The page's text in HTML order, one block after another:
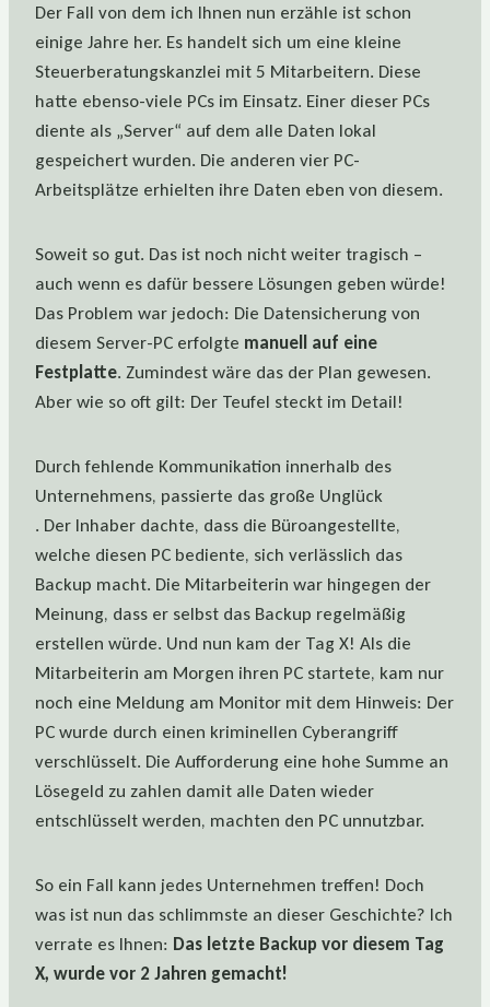
Der Fall von dem ich Ihnen nun erzähle ist schon
einige Jahre her. Es handelt sich um eine kleine
Steuerberatungskanzlei mit 5 Mitarbeitern. Diese
hatte ebenso-viele PCs im Einsatz. Einer dieser PCs
diente als „Server“ auf dem alle Daten lokal
gespeichert wurden. Die anderen vier PC-
Arbeitsplätze erhielten ihre Daten eben von diesem.
Soweit so gut. Das ist noch nicht weiter tragisch –
auch wenn es dafür bessere Lösungen geben würde!
Das Problem war jedoch: Die Datensicherung von
diesem Server-PC erfolgte manuell auf eine
Festplatte. Zumindest wäre das der Plan gewesen.
Aber wie so oft gilt: Der Teufel steckt im Detail!
Durch fehlende Kommunikation innerhalb des
Unternehmens, passierte das große Unglück
. Der Inhaber dachte, dass die Büroangestellte,
welche diesen PC bediente, sich verlässlich das
Backup macht. Die Mitarbeiterin war hingegen der
Meinung, dass er selbst das Backup regelmäßig
erstellen würde. Und nun kam der Tag X! Als die
Mitarbeiterin am Morgen ihren PC startete, kam nur
noch eine Meldung am Monitor mit dem Hinweis: Der
PC wurde durch einen kriminellen Cyberangriff
verschlüsselt. Die Aufforderung eine hohe Summe an
Lösegeld zu zahlen damit alle Daten wieder
entschlüsselt werden, machten den PC unnutzbar.
So ein Fall kann jedes Unternehmen treffen! Doch
was ist nun das schlimmste an dieser Geschichte? Ich
verrate es Ihnen: Das letzte Backup vor diesem Tag
X, wurde vor 2 Jahren gemacht!